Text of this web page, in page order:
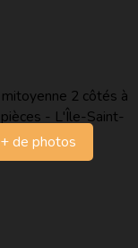
+ de photos